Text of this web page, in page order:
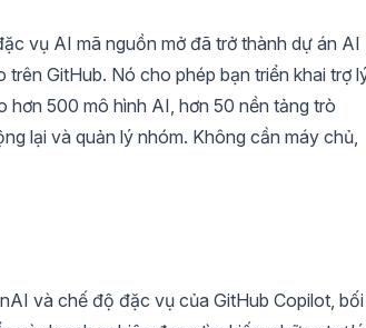
vụ AI mã nguồn mở đã trở thành dự án AI
GitHub. Nó cho phép bạn triển khai trợ
500 mô hình AI, hơn 50 nền tảng trò
lại và quản lý nhóm. Không cần máy chủ,
và chế độ đặc vụ của GitHub Copilot, bối